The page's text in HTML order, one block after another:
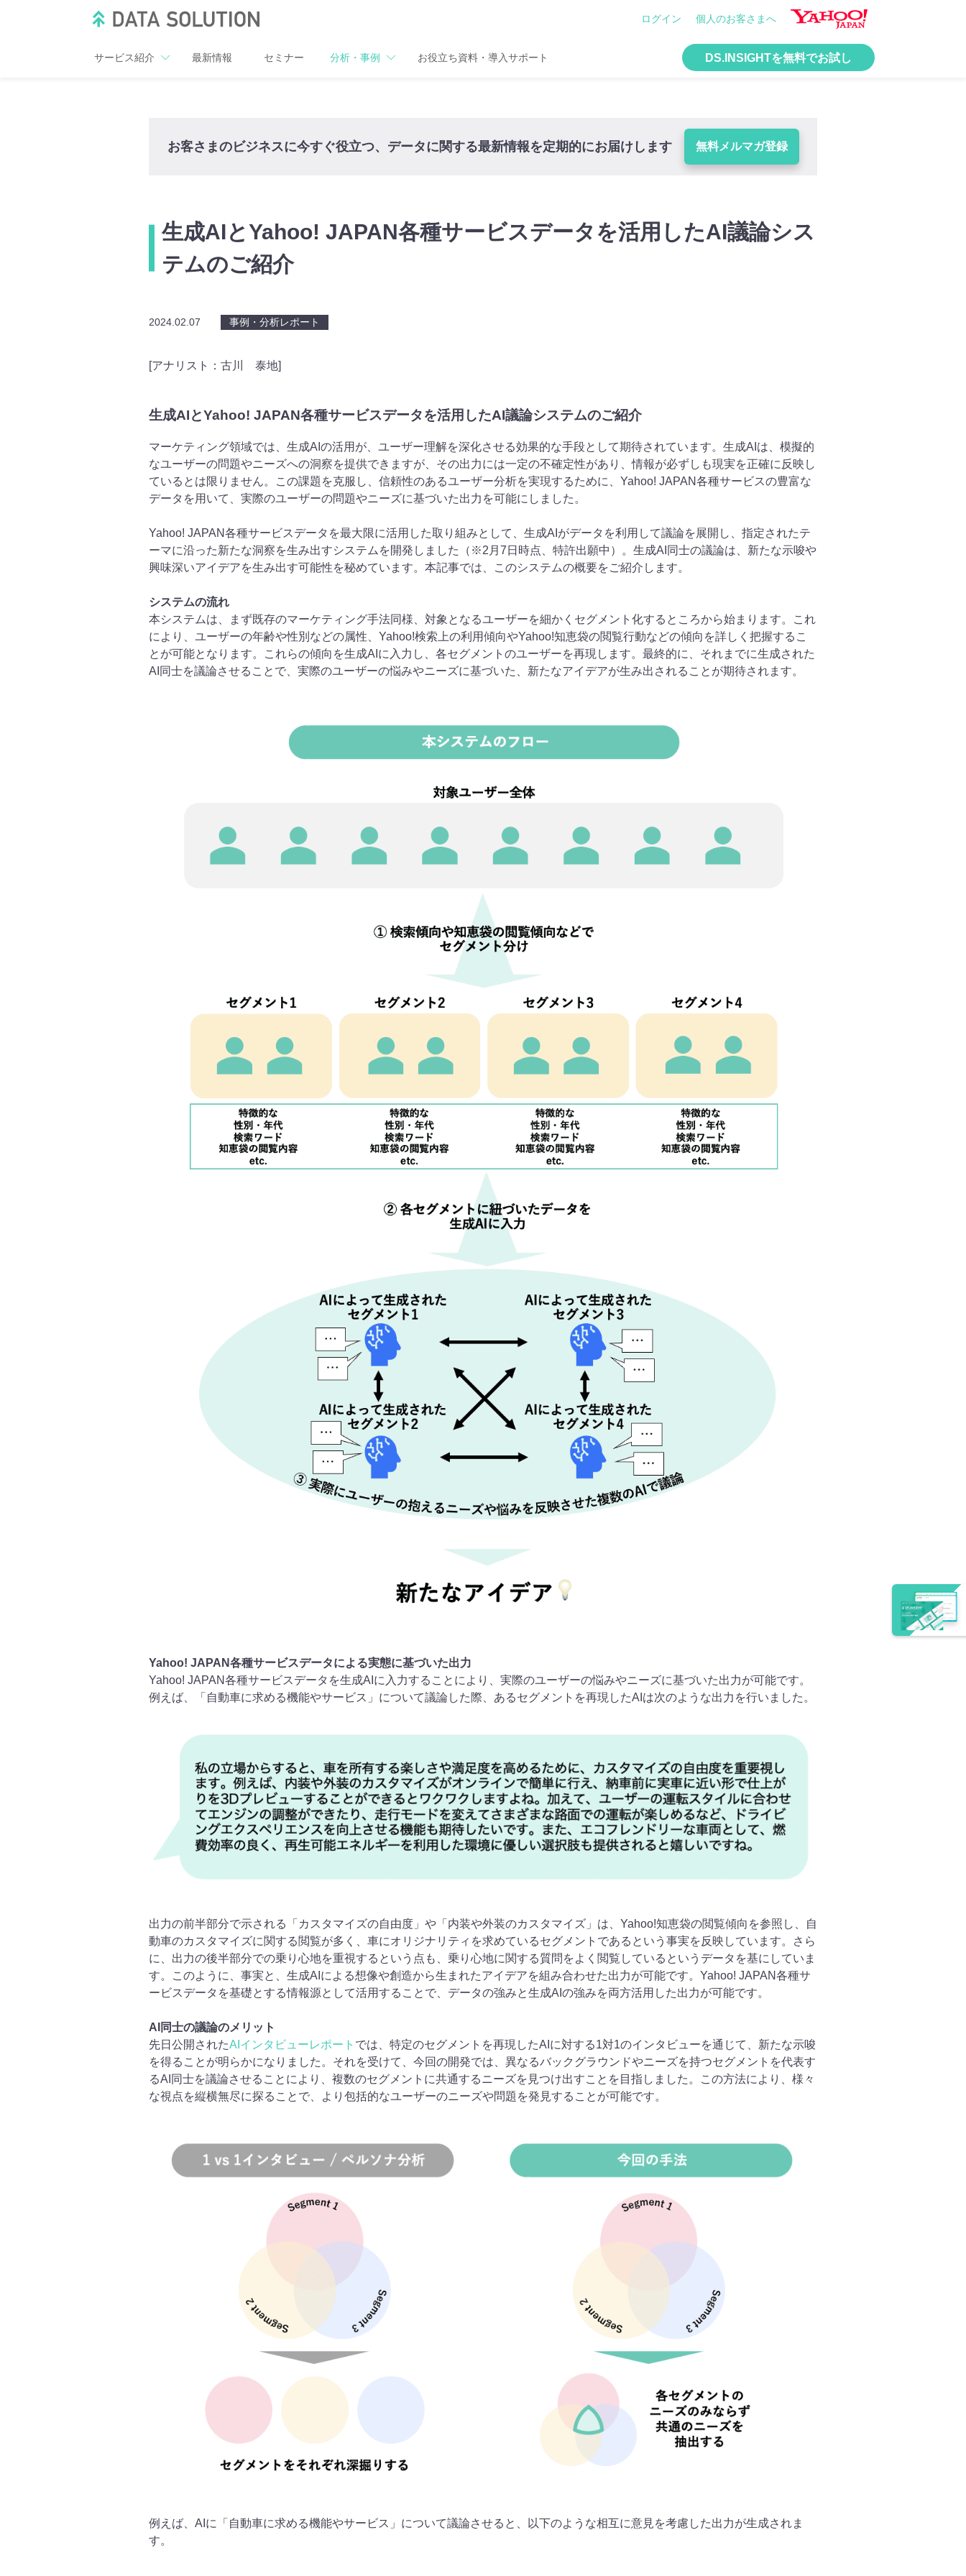
ログイン 個人のお客さまへ
サービス紹介 最新情報 セミナー 分析・事例 お役立ち資料・導入サポート DS.INSIGHTを無料でお試し
お客さまのビジネスに今すぐ役立つ、データに関する最新情報を定期的にお届けします 無料メルマガ登録
生成AIとYahoo! JAPAN各種サービスデータを活用したAI議論シス
テムのご紹介
2024.02.07 事例・分析レポート
[アナリスト：古川 泰地]
生成AIとYahoo! JAPAN各種サービスデータを活用したAI議論システムのご紹介
マーケティング領域では、生成AIの活用が、ユーザー理解を深化させる効果的な手段として期待されています。生成AIは、模擬的
なユーザーの問題やニーズへの洞察を提供できますが、その出力には一定の不確定性があり、情報が必ずしも現実を正確に反映し
ているとは限りません。この課題を克服し、信頼性のあるユーザー分析を実現するために、Yahoo! JAPAN各種サービスの豊富な
データを用いて、実際のユーザーの問題やニーズに基づいた出力を可能にしました。
Yahoo! JAPAN各種サービスデータを最大限に活用した取り組みとして、生成AIがデータを利用して議論を展開し、指定されたテ
ーマに沿った新たな洞察を生み出すシステムを開発しました（※2月7日時点、特許出願中）。生成AI同士の議論は、新たな示唆や
興味深いアイデアを生み出す可能性を秘めています。本記事では、このシステムの概要をご紹介します。
システムの流れ
本システムは、まず既存のマーケティング手法同様、対象となるユーザーを細かくセグメント化するところから始まります。これ
により、ユーザーの年齢や性別などの属性、Yahoo!検索上の利用傾向やYahoo!知恵袋の閲覧行動などの傾向を詳しく把握するこ
とが可能となります。これらの傾向を生成AIに入力し、各セグメントのユーザーを再現します。最終的に、それまでに生成された
AI同士を議論させることで、実際のユーザーの悩みやニーズに基づいた、新たなアイデアが生み出されることが期待されます。
Yahoo! JAPAN各種サービスデータによる実態に基づいた出力
Yahoo! JAPAN各種サービスデータを生成AIに入力することにより、実際のユーザーの悩みやニーズに基づいた出力が可能です。
例えば、「自動車に求める機能やサービス」について議論した際、あるセグメントを再現したAIは次のような出力を行いました。
出力の前半部分で示される「カスタマイズの自由度」や「内装や外装のカスタマイズ」は、Yahoo!知恵袋の閲覧傾向を参照し、自
動車のカスタマイズに関する閲覧が多く、車にオリジナリティを求めているセグメントであるという事実を反映しています。さら
に、出力の後半部分での乗り心地を重視するという点も、乗り心地に関する質問をよく閲覧しているというデータを基にしていま
す。このように、事実と、生成AIによる想像や創造から生まれたアイデアを組み合わせた出力が可能です。Yahoo! JAPAN各種サ
ービスデータを基礎とする情報源として活用することで、データの強みと生成AIの強みを両方活用した出力が可能です。
AI同士の議論のメリット
先日公開されたAIインタビューレポート では、特定のセグメントを再現したAIに対する1対1のインタビューを通じて、新たな示唆
を得ることが明らかになりました。それを受けて、今回の開発では、異なるバックグラウンドやニーズを持つセグメントを代表す
るAI同士を議論させることにより、複数のセグメントに共通するニーズを見つけ出すことを目指しました。この方法により、様々
な視点を縦横無尽に探ることで、より包括的なユーザーのニーズや問題を発見することが可能です。
例えば、AIに「自動車に求める機能やサービス」について議論させると、以下のような相互に意見を考慮した出力が生成されま
す。